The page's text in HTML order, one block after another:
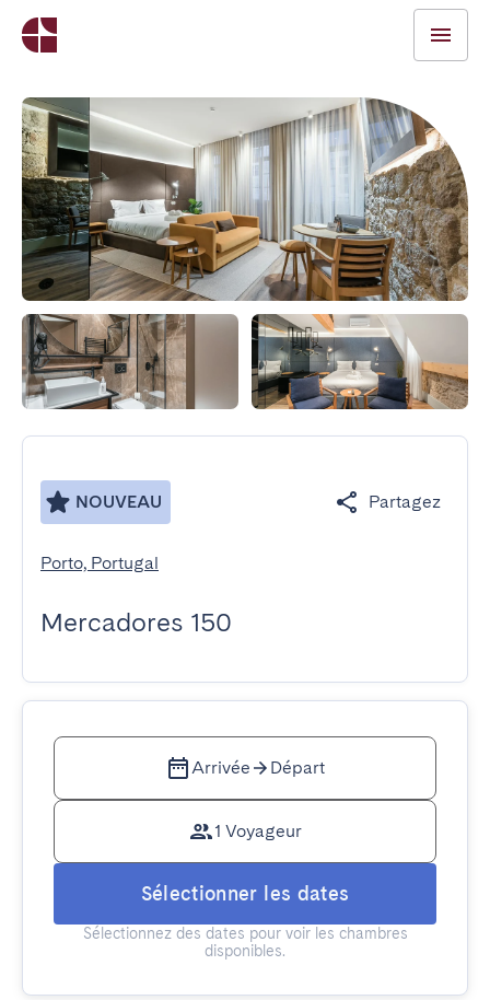
NOUVEAU Partagez
Porto, Portugal
Mercadores 150
Arrivée Départ
1 Voyageur
Sélectionner les dates
Sélectionnez des dates pour voir les chambres
disponibles.